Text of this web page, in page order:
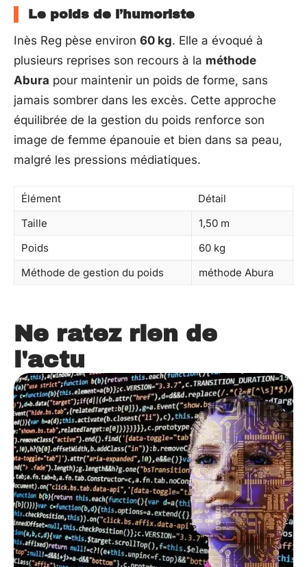
Le poids de l’humoriste
Inès Reg pèse environ 60 kg. Elle a évoqué à
plusieurs reprises son recours à la méthode
Abura pour maintenir un poids de forme, sans
jamais sombrer dans les excès. Cette approche
équilibrée de la gestion du poids renforce son
image de femme épanouie et bien dans sa peau,
malgré les pressions médiatiques.
Élément
Détail
Taille
1,50 m
Poids
60 kg
Méthode de gestion du poids
méthode Abura
Ne ratez rien de
l'actu